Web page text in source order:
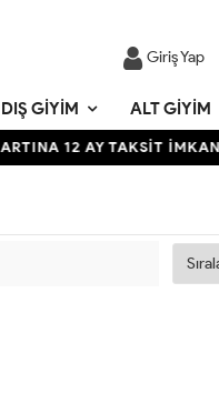
Giriş Yap
DIŞ GIYIM ALT GIYIM
12 AY TAKSİT İMKANI